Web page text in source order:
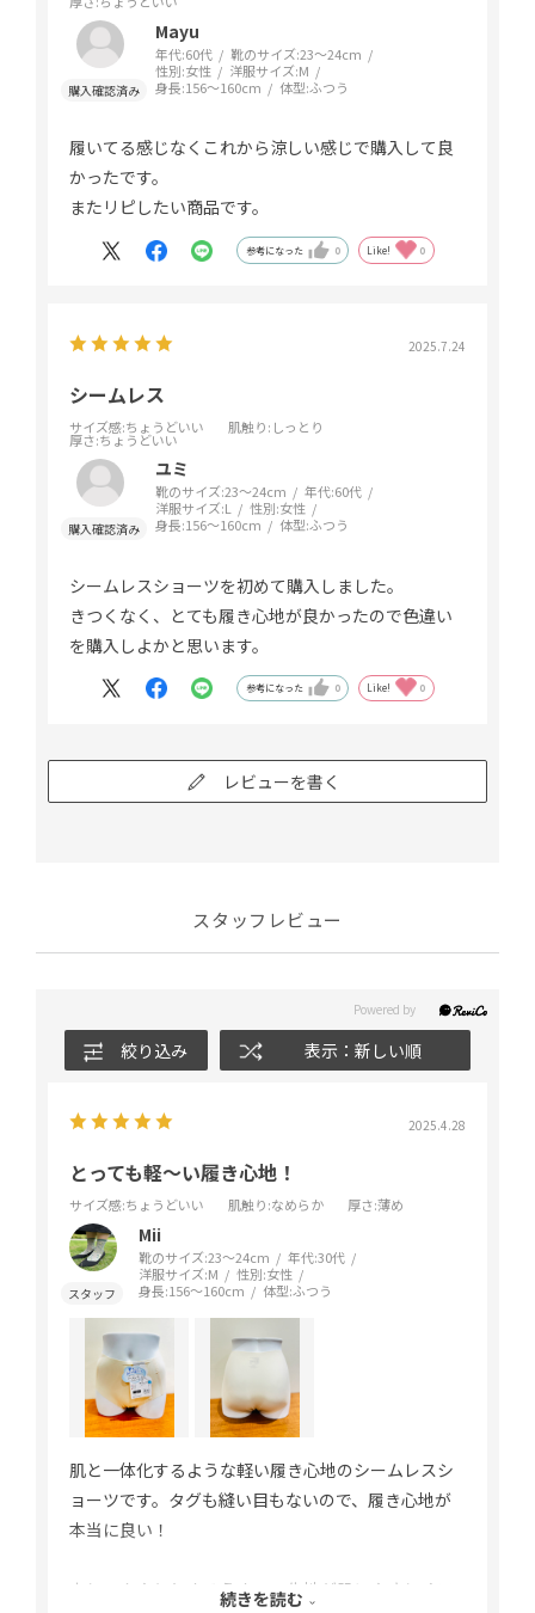
Mayu
年代:60代 靴のサイズ:23～24cm
性別:女性 洋服サイズ:M
身長:156～160cm 体型:ふつう
履いてる感じなくこれから涼しい感じで購入して良
かったです。
またリピしたい商品です。
参考になった 0 Like! 0
2025.7.24
シームレス
サイズ感:ちょうどいい 肌触り:しっとり
厚さ:ちょうどいい
ユミ
靴のサイズ:23～24cm 年代:60代
洋服サイズ:L 性別:女性
身長:156～160cm 体型:ふつう
シームレスショーツを初めて購入しました。
きつくなく、とても履き心地が良かったので色違い
を購入しよかと思います。
参考になった 0 Like! 0
レビューを書く
スタッフレビュー
絞り込み 表示：新しい順
2025.4.28
とっても軽〜い履き心地！
サイズ感:ちょうどいい 肌触り:なめらか 厚さ:薄め
Mii
靴のサイズ:23～24cm 年代:30代
洋服サイズ:M 性別:女性
身長:156～160cm 体型:ふつう
肌と一体化するような軽い履き心地のシームレスシ
ョーツです。タグも縫い目もないので、履き心地が
本当に良い！
少しひんやりとするうすーい生地が肌にやさしくフ
続きを読む